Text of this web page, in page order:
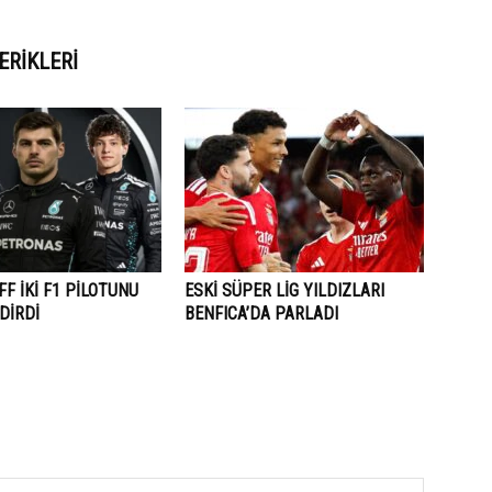
İKİ F1 PİLOTUNU
ESKİ SÜPER LİG YILDIZLARI
BENFICA’DA PARLADI